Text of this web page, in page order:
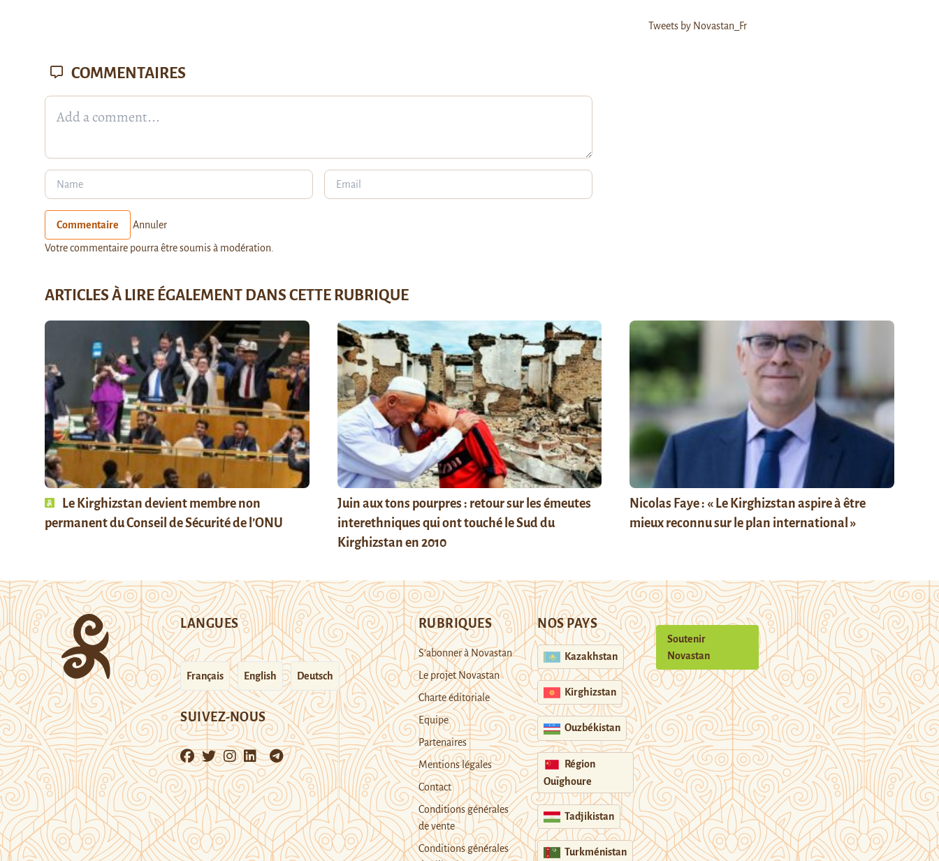
Tweets by Novastan_Fr
COMMENTAIRES
Commentaire Annuler
Votre commentaire pourra être soumis à modération.
ARTICLES À LIRE ÉGALEMENT DANS CETTE RUBRIQUE
Le Kirghizstan devient membre non
permanent du Conseil de Sécurité de l’ONU
Juin aux tons pourpres : retour sur les émeutes
interethniques qui ont touché le Sud du
Kirghizstan en 2010
Nicolas Faye : « Le Kirghizstan aspire à être
mieux reconnu sur le plan international »
LANGUES
Français English Deutsch
SUIVEZ-NOUS
RUBRIQUES
S’abonner à Novastan
Le projet Novastan
Charte éditoriale
Equipe
Partenaires
Mentions légales
Contact
Conditions générales
de vente
Conditions générales
NOS PAYS
Kazakhstan
Kirghizstan
Ouzbékistan
Région
Ouïghoure
Tadjikistan
Turkménistan
Soutenir
Novastan